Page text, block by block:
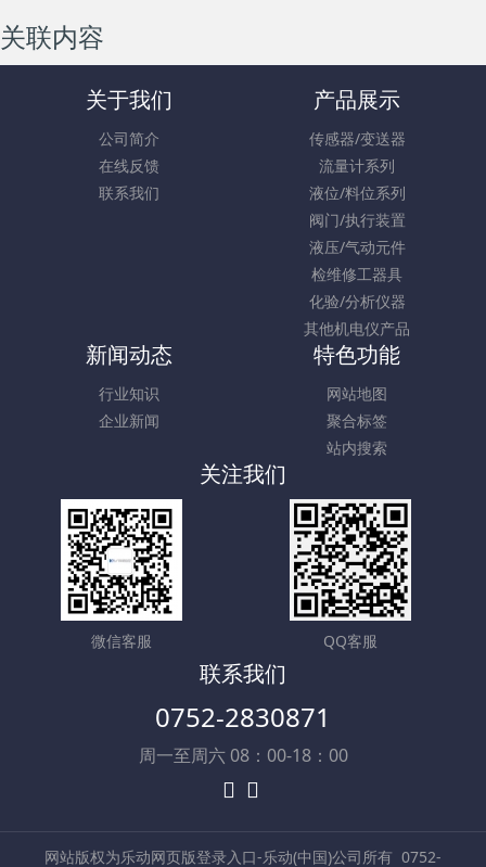
关联内容
关于我们
公司简介
在线反馈
联系我们
产品展示
传感器/变送器
流量计系列
液位/料位系列
阀门/执行装置
液压/气动元件
检维修工器具
化验/分析仪器
其他机电仪产品
新闻动态
行业知识
企业新闻
特色功能
网站地图
聚合标签
站内搜索
关注我们
微信客服 QQ客服
联系我们
0752-2830871
周一至周六 08：00-18：00
网站版权为乐动网页版登录入口-乐动(中国)公司所有 0752-